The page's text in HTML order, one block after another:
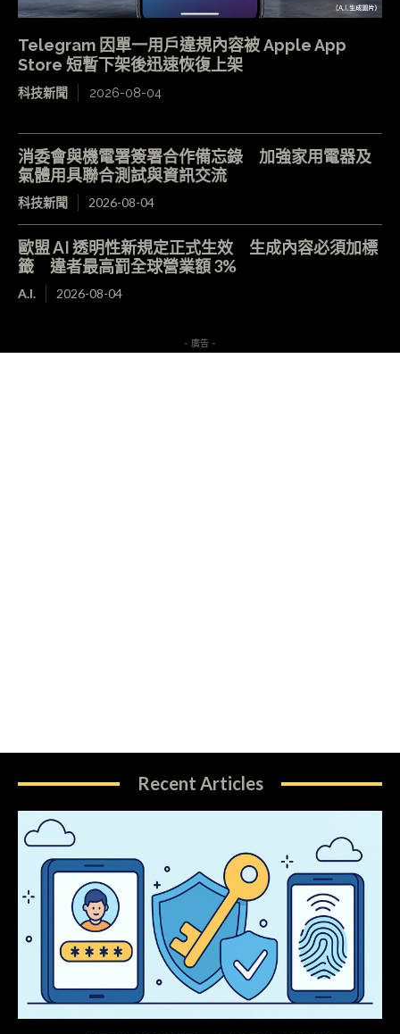
Telegram 因單一用戶違規內容被 Apple App
Store 短暫下架後迅速恢復上架
科技新聞 2026-08-04
消委會與機電署簽署合作備忘錄 加強家用電器及
氣體用具聯合測試與資訊交流
科技新聞 2026-08-04
歐盟 AI 透明性新規定正式生效 生成內容必須加標
籤 違者最高罰全球營業額 3%
A.I. 2026-08-04
- 廣告 -
Recent Articles